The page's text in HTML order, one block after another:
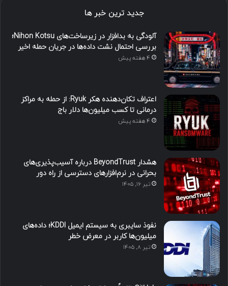
جدید ترین خبر ها
آلودگی به بدافزار در زیرساخت‌های Nihon Kotsu؛
بررسی احتمال نشت داده‌ها در جریان حمله اخیر
4 هفته پیش
اعتراف تکان‌دهنده هکر Ryuk: از حمله به مراکز
درمانی تا کسب میلیون‌ها دلار باج
4 هفته پیش
هشدار BeyondTrust درباره آسیب‌پذیری‌های
بحرانی در نرم‌افزارهای دسترسی از راه دور
تیر ۱۶, ۱۴۰۵
نفوذ سایبری به سیستم ایمیل KDDI؛ داده‌های
میلیون‌ها کاربر در معرض خطر
تیر ۸, ۱۴۰۵